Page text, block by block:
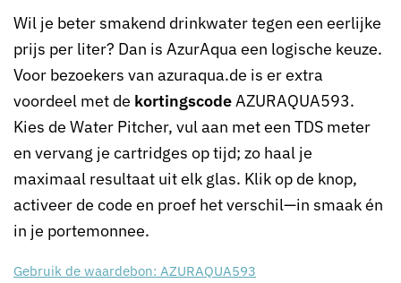
Wil je beter smakend drinkwater tegen een eerlijke
prijs per liter? Dan is AzurAqua een logische keuze.
Voor bezoekers van azuraqua.de is er extra
voordeel met de kortingscodeAZURAQUA593.
Kies de Water Pitcher, vul aan met een TDS meter
en vervang je cartridges op tijd; zo haal je
maximaal resultaat uit elk glas. Klik op de knop,
activeer de code en proef het verschil—in smaak én
in je portemonnee.
Gebruik de waardebon: AZURAQUA593